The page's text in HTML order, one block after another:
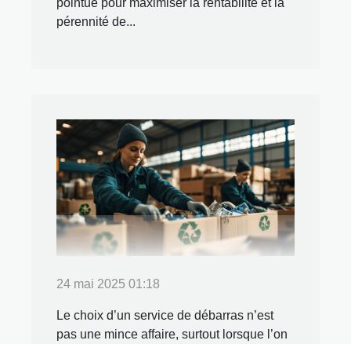
pointue pour maximiser la rentabilité et la
pérennité de...
24 mai 2025 01:18
Le choix d’un service de débarras n’est
pas une mince affaire, surtout lorsque l’on